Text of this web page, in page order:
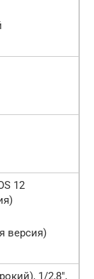
12
версия)
1/2,8″,